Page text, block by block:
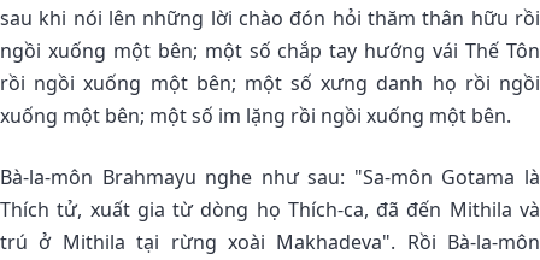
sau khi nói lên những lời chào đón hỏi thăm thân hữu rồi
ngồi xuống một bên; một số chắp tay hướng vái Thế Tôn
rồi ngồi xuống một bên; một số xưng danh họ rồi ngồi
xuống một bên; một số im lặng rồi ngồi xuống một bên.
Bà-la-môn Brahmayu nghe như sau: "Sa-môn Gotama là
Thích tử, xuất gia từ dòng họ Thích-ca, đã đến Mithila và
trú ở Mithila tại rừng xoài Makhadeva". Rồi Bà-la-môn